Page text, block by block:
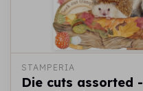
STAMPERIA
Die cuts assorted -